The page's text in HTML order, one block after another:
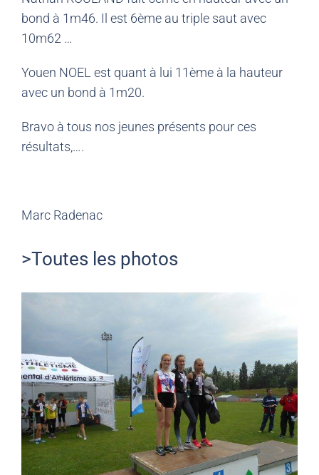
bond à 1m46. Il est 6ème au triple saut avec
10m62 …
Youen NOEL est quant à lui 11ème à la hauteur
avec un bond à 1m20.
Bravo à tous nos jeunes présents pour ces
résultats,….
Marc Radenac
>Toutes les photos